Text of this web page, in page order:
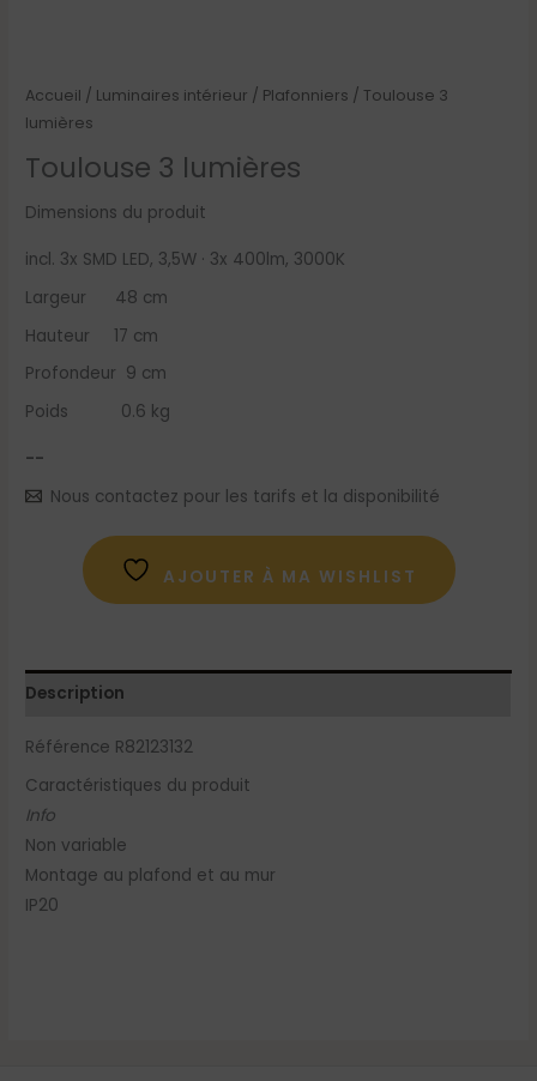
Accueil / Luminaires intérieur / Plafonniers / Toulouse 3
lumières
Toulouse 3 lumières
Dimensions du produit
incl. 3x SMD LED, 3,5W · 3x 400lm, 3000K
Largeur 48 cm
Hauteur 17 cm
Profondeur 9 cm
Poids 0.6 kg
--
Nous contactez pour les tarifs et la disponibilité
AJOUTER À MA WISHLIST
Description
Référence R82123132
Caractéristiques du produit
Info
Non variable
Montage au plafond et au mur
IP20